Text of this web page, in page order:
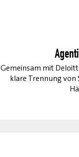
Gemeinsam mit
klare Trennung von